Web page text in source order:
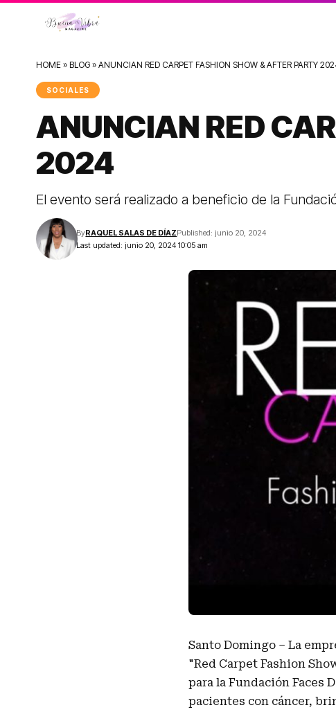
HOME » BLOG » ANUNCIAN RED CARPET FASHION SHOW & AFTER PARTY
SOCIALES
ANUNCIAN RED
2024
El evento será realizado a beneficio de la
Last updated: junio 20, 2024 10:05 am
ByRAQUEL SALAS DE DÍAZPublished: junio 20, 2024
Santo Domingo – La
"Red Carpet Fashion
para la Fundación Faces
pacientes con cáncer,